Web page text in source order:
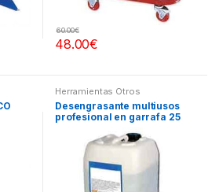
48.00€
60.00€
Herramientas Otros
Desengrasante multiusos
profesional en garrafa 25